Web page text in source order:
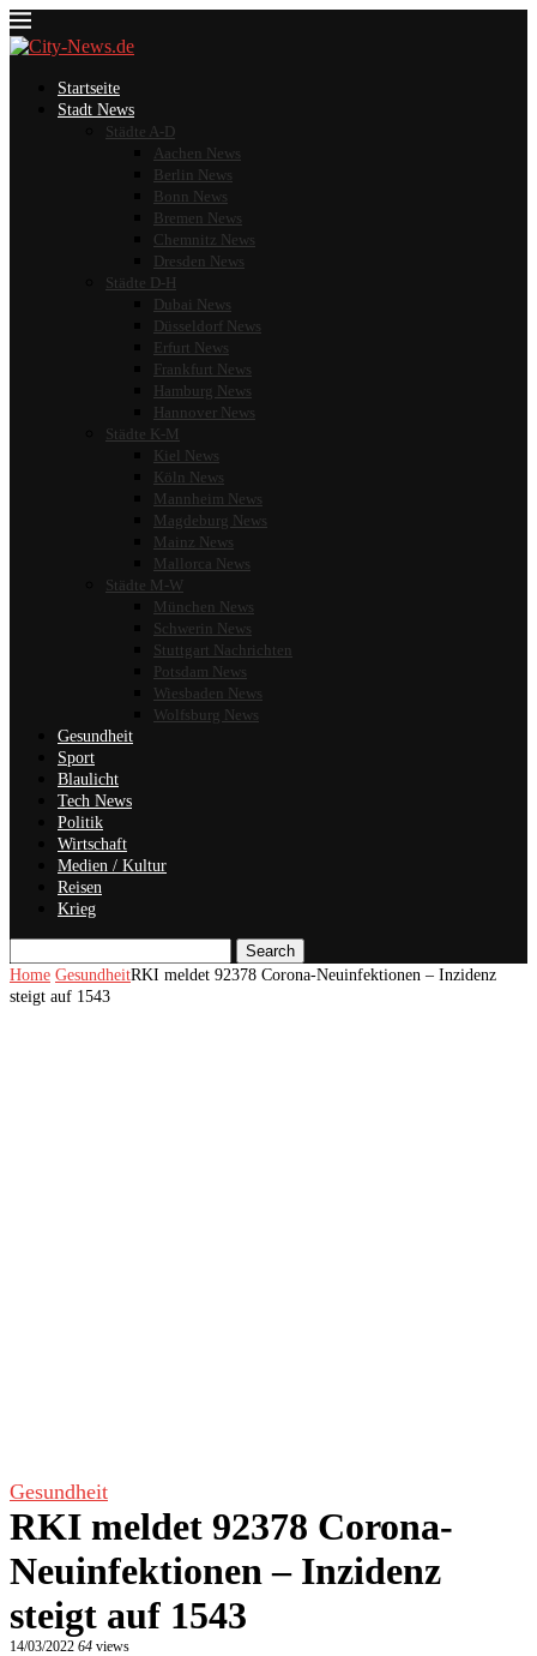
Startseite
Stadt News
Städte A-D
Aachen News
Berlin News
Bonn News
Bremen News
Chemnitz News
Dresden News
Städte D-H
Dubai News
Düsseldorf News
Erfurt News
Frankfurt News
Hamburg News
Hannover News
Städte K-M
Kiel News
Köln News
Mannheim News
Magdeburg News
Mainz News
Mallorca News
Städte M-W
München News
Schwerin News
Stuttgart Nachrichten
Potsdam News
Wiesbaden News
Wolfsburg News
Gesundheit
Sport
Blaulicht
Tech News
Politik
Wirtschaft
Medien / Kultur
Reisen
Krieg
Search
Home GesundheitRKI meldet 92378 Corona-Neuinfektionen – Inzidenz
steigt auf 1543
Gesundheit
RKI meldet 92378 Corona-
Neuinfektionen – Inzidenz
steigt auf 1543
14/03/2022 64 views